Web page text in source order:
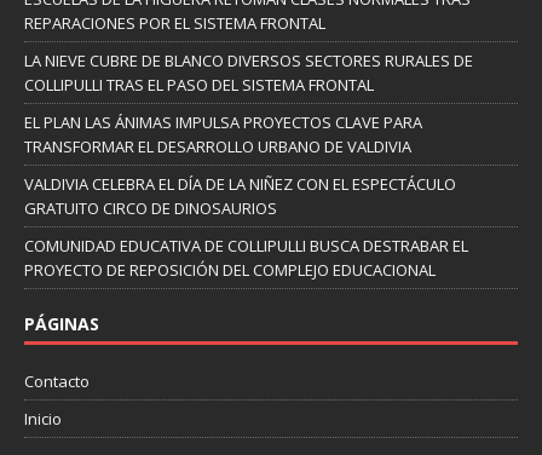
REPARACIONES POR EL SISTEMA FRONTAL
LA NIEVE CUBRE DE BLANCO DIVERSOS SECTORES RURALES DE
COLLIPULLI TRAS EL PASO DEL SISTEMA FRONTAL
EL PLAN LAS ÁNIMAS IMPULSA PROYECTOS CLAVE PARA
TRANSFORMAR EL DESARROLLO URBANO DE VALDIVIA
VALDIVIA CELEBRA EL DÍA DE LA NIÑEZ CON EL ESPECTÁCULO
GRATUITO CIRCO DE DINOSAURIOS
COMUNIDAD EDUCATIVA DE COLLIPULLI BUSCA DESTRABAR EL
PROYECTO DE REPOSICIÓN DEL COMPLEJO EDUCACIONAL
PÁGINAS
Contacto
Inicio